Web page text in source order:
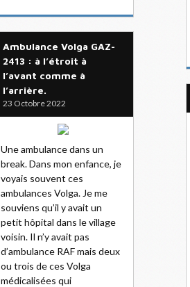
Ambulance Volga GAZ-
2413 : à l’étroit à
l’avant comme à
l’arrière.
23 Octobre 2022
Une ambulance dans un
break. Dans mon enfance, je
voyais souvent ces
ambulances Volga. Je me
souviens qu’il y avait un
petit hôpital dans le village
voisin. Il n’y avait pas
d’ambulance RAF mais deux
ou trois de ces Volga
médicalisées qui